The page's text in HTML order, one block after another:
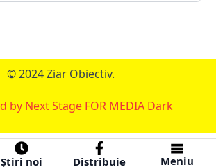
Știri noi Distribuie Meniu
© 2024 Ziar Obiectiv.